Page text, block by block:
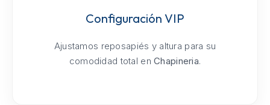
Configuración VIP
Ajustamos reposapiés y altura para su
comodidad total enChapineria.